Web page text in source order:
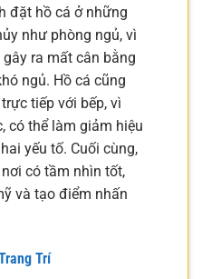
đặt hồ cá ở những
như phòng ngủ, vì
ra mất cân bằng
ngủ. Hồ cá cũng
tiếp với bếp, vì
có thể làm giảm hiệu
yếu tố. Cuối cùng,
có tầm nhìn tốt,
và tạo điểm nhấn
Trí